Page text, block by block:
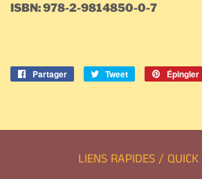
ISBN: 978-2-9814850-0-7
Partager
PartagerTweet
Tweeter
Épingler
LIENS RAPIDES /